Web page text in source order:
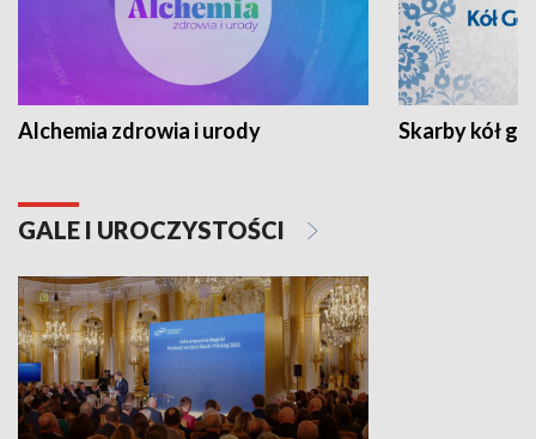
Alchemia zdrowia i urody Skarby kół
GALE I UROCZYSTOŚCI